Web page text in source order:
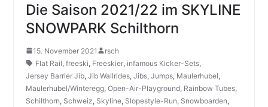
Die Saison 2021/22 im SKYLINE
SNOWPARK Schilthorn
15. November 2021
rsch
Flat Rail, freeski, Freeskier, infamous Kicker-Sets,
Jersey Barrier Jib, Jib Wallrides, Jibs, Jumps, Maulerhubel,
Maulerhubel/Winteregg, Open-Air-Playground, Rainbow Tubes,
Schilthorn, Schweiz, Skyline, Slopestyle-Run, Snowboarden,